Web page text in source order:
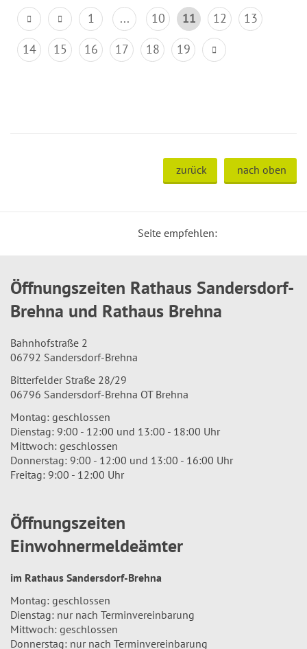
1 ... 10 11 12
13
14
15 16 17 18 19
zurück nach oben
Seite empfehlen:
Öffnungszeiten Rathaus Sandersdorf-
Brehna und Rathaus Brehna
Bahnhofstraße 2
06792 Sandersdorf-Brehna
Bitterfelder Straße 28/29
06796 Sandersdorf-Brehna OT Brehna
Montag: geschlossen
Dienstag: 9:00 - 12:00 und 13:00 - 18:00 Uhr
Mittwoch: geschlossen
Donnerstag: 9:00 - 12:00 und 13:00 - 16:00 Uhr
Freitag: 9:00 - 12:00 Uhr
Öffnungszeiten
Einwohnermeldeämter
im Rathaus Sandersdorf-Brehna
Montag: geschlossen
Dienstag: nur nach Terminvereinbarung
Mittwoch: geschlossen
Donnerstag: nur nach Terminvereinbarung